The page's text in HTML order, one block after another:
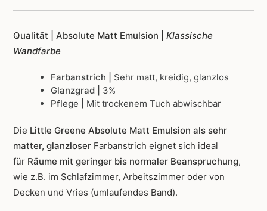
Qualität | Absolute Matt Emulsion | Klassische
Wandfarbe
Farbanstrich | Sehr matt, kreidig, glanzlos
Glanzgrad | 3%
Pflege | Mit trockenem Tuch abwischbar
Die Little Greene Absolute Matt Emulsion als sehr
matter, glanzloser Farbanstrich eignet sich ideal
für Räume mit geringer bis normaler Beanspruchung,
wie z.B. im Schlafzimmer, Arbeitszimmer oder von
Decken und Vries (umlaufendes Band).